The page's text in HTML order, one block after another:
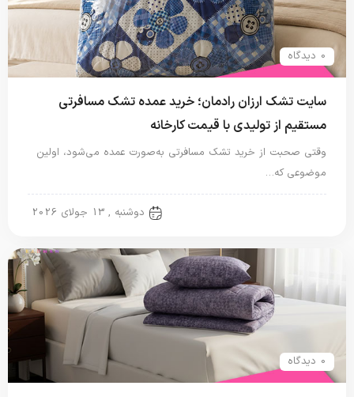
0 دیدگاه
سایت تشک ارزان رادمان؛ خرید عمده تشک مسافرتی
مستقیم از تولیدی با قیمت کارخانه
وقتی صحبت از خرید تشک مسافرتی به‌صورت عمده می‌شود، اولین
موضوعی که…
دوشنبه , 13 جولای 2026
0 دیدگاه